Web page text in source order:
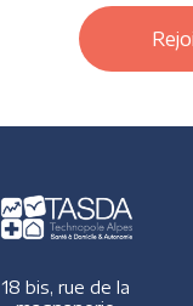
18 bis, rue de la